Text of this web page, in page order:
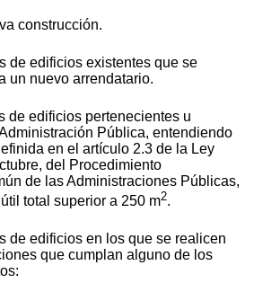
construcción.
de edificios existentes que se
un nuevo arrendatario.
de edificios pertenecientes u
Pública, entendiendo
en el artículo 2.3 de la Ley
del Procedimiento
de las Administraciones Públicas,
total superior a 250 m2.
de edificios en los que se realicen
que cumplan alguno de los